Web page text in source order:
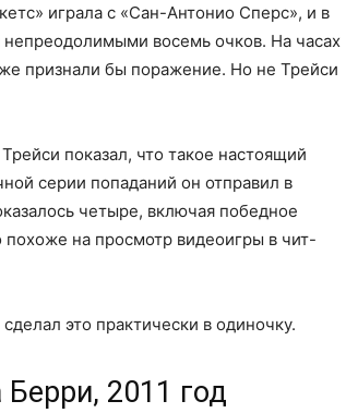
играла с «Сан-Антонио Сперс», и в
восемь очков. На часах
признали бы поражение. Но не Трейси
показал, что такое настоящий
серии попаданий он отправил в
четыре, включая победное
на просмотр видеоигры в чит-
это практически в одиночку.
2011 год